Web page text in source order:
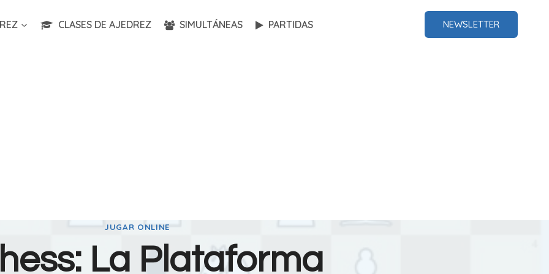
CLASES DE AJEDREZ SIMULTÁNEAS PARTIDAS NEWSLETTER
JUGAR ONLINE
La Plataforma